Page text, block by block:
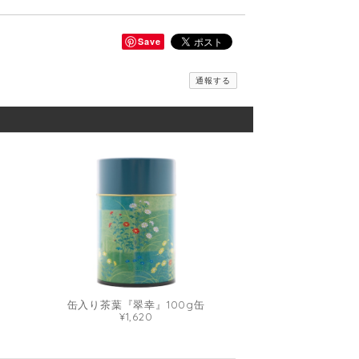
Save
通報する
缶入り茶葉『翠幸』100g缶
¥1,620